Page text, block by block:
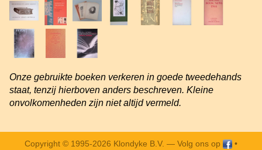
Onze gebruikte boeken verkeren in goede tweedehands
staat, tenzij hierboven anders beschreven. Kleine
onvolkomenheden zijn niet altijd vermeld.
Copyright © 1995-2026 Klondyke B.V. — Volg ons op
•